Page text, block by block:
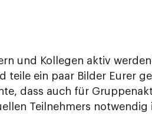
und Kollegen aktiv
teile ein paar Bilder Eurer
dass auch für
Teilnehmers notwendig